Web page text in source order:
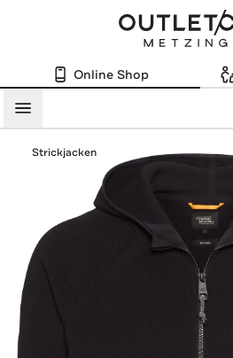
Online Shop
Menü
Strickjacken